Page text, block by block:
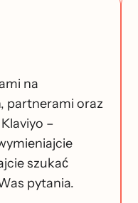
na
partnerami oraz
–
szukać
pytania.